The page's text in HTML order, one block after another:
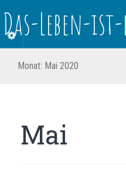
Das-Leben-
Monat: Mai 2020
Mai